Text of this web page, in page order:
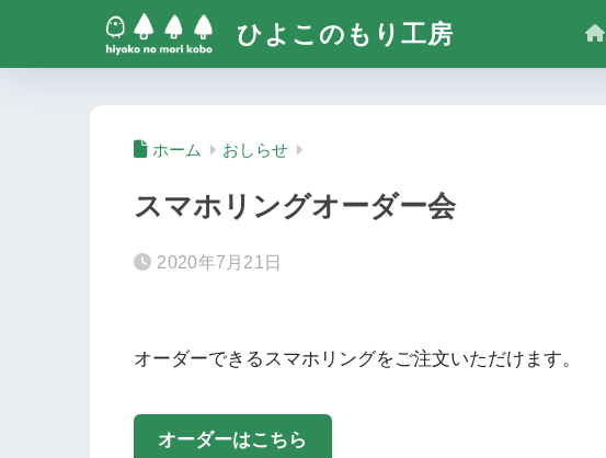
ひよこのもり工房
ホーム おしらせ
スマホリングオーダー会
2020年7月21日
オーダーできるスマホリングをご注文いただけます。
オーダーはこちら